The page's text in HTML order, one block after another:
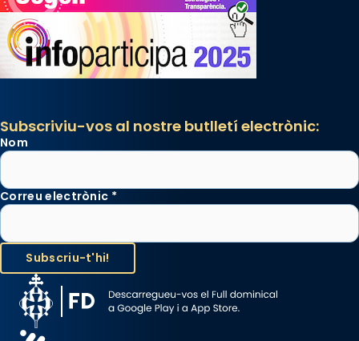
Subscriviu-vos al nostre butlletí electrònic:
Nom
Correu electrònic *